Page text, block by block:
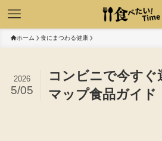
ホーム 食にまつわる健康
コンビニで今すぐ
マップ食品ガイド
2026
5/05